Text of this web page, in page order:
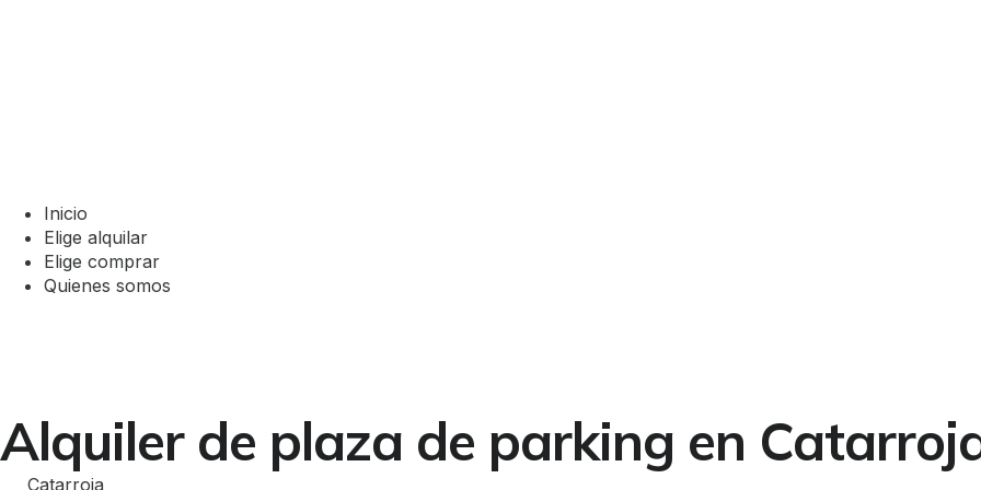
Inicio
Elige alquilar
Elige comprar
Quienes somos
Alquiler de plaza de parking en
Catarroja